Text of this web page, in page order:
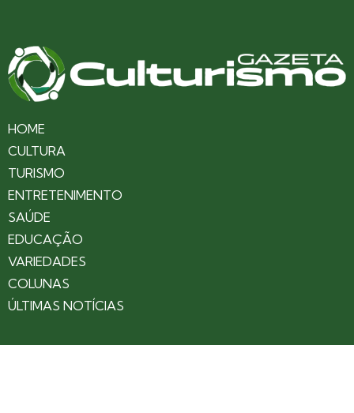
HOME
CULTURA
TURISMO
ENTRETENIMENTO
SAÚDE
EDUCAÇÃO
VARIEDADES
COLUNAS
ÚLTIMAS NOTÍCIAS